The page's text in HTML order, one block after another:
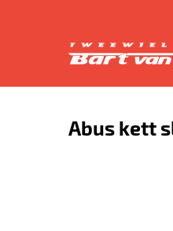
Abus kett